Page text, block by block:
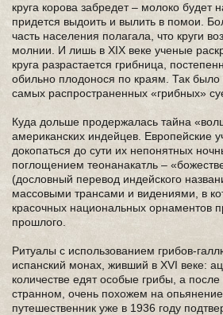
круга корова забредет – молоко будет
придется выдоить и вылить в помои.
часть населения полагала, что круги
молнии. И лишь в XIX веке ученые
круга разрастается грибница,
обильно плодонося по краям. Так
самых распространенных «грибных»
Куда дольше продержалась тайна
американских индейцев. Европейские
докопаться до сути их непонятных
поглощением теонанакатль –
(дословный перевод индейского
массовыми трансами и видениями, в
красочных национальных орнаментов
прошлого.
Ритуалы с использованием грибов-
испанский монах, живший в XVI веке:
количестве едят особые грибы, а
странном, очень похожем на
путешественник уже в 1936 году